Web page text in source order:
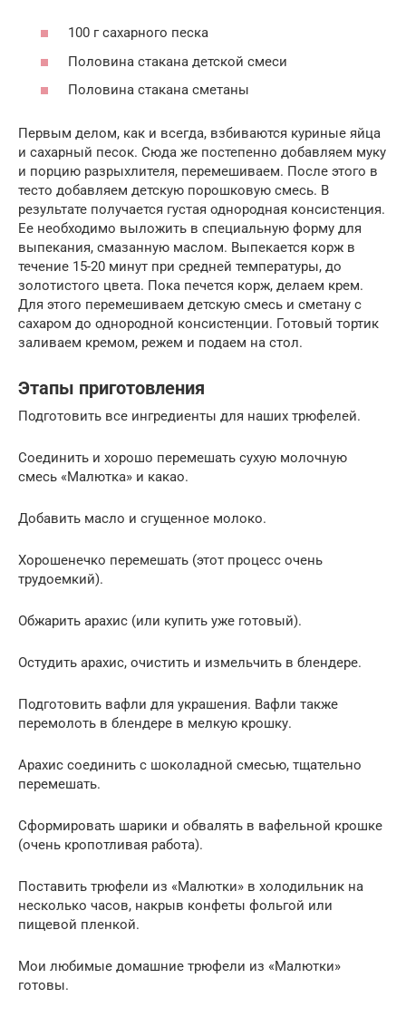
100 г сахарного песка
Половина стакана детской смеси
Половина стакана сметаны
Первым делом, как и всегда, взбиваются куриные яйца
и сахарный песок. Сюда же постепенно добавляем муку
и порцию разрыхлителя, перемешиваем. После этого в
тесто добавляем детскую порошковую смесь. В
результате получается густая однородная консистенция.
Ее необходимо выложить в специальную форму для
выпекания, смазанную маслом. Выпекается корж в
течение 15-20 минут при средней температуры, до
золотистого цвета. Пока печется корж, делаем крем.
Для этого перемешиваем детскую смесь и сметану с
сахаром до однородной консистенции. Готовый тортик
заливаем кремом, режем и подаем на стол.
Этапы приготовления
Подготовить все ингредиенты для наших трюфелей.
Соединить и хорошо перемешать сухую молочную
смесь «Малютка» и какао.
Добавить масло и сгущенное молоко.
Хорошенечко перемешать (этот процесс очень
трудоемкий).
Обжарить арахис (или купить уже готовый).
Остудить арахис, очистить и измельчить в блендере.
Подготовить вафли для украшения. Вафли также
перемолоть в блендере в мелкую крошку.
Арахис соединить с шоколадной смесью, тщательно
перемешать.
Сформировать шарики и обвалять в вафельной крошке
(очень кропотливая работа).
Поставить трюфели из «Малютки» в холодильник на
несколько часов, накрыв конфеты фольгой или
пищевой пленкой.
Мои любимые домашние трюфели из «Малютки»
готовы.